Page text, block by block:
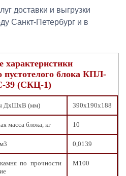
доставки и выгрузки
Санкт-Петербург и в
характеристики
пустотелого блока КПЛ-
39 (СКЦ-1)
ДxШxВ (мм) 390х190х188
масса блока, кг 10
0,0139
по прочности
М100